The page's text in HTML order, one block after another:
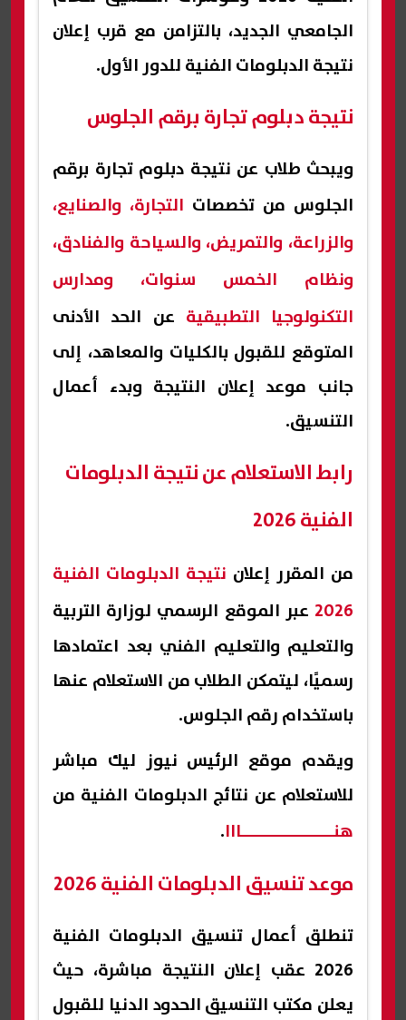
الجامعي الجديد، بالتزامن مع قرب إعلان
نتيجة الدبلومات الفنية للدور الأول.
نتيجة دبلوم تجارة برقم الجلوس
ويبحث طلاب عن نتيجة دبلوم تجارة برقم
الجلوس من تخصصات التجارة، والصنايع،
والزراعة، والتمريض، والسياحة والفنادق،
ونظام الخمس سنوات، ومدارس
التكنولوجيا التطبيقية عن الحد الأدنى
المتوقع للقبول بالكليات والمعاهد، إلى
جانب موعد إعلان النتيجة وبدء أعمال
التنسيق.
رابط الاستعلام عن نتيجة الدبلومات
الفنية 2026
من المقرر إعلان نتيجة الدبلومات الفنية
2026 عبر الموقع الرسمي لوزارة التربية
والتعليم والتعليم الفني بعد اعتمادها
رسميًا، ليتمكن الطلاب من الاستعلام عنها
باستخدام رقم الجلوس.
ويقدم موقع الرئيس نيوز ليك مباشر
للاستعلام عن نتائج الدبلومات الفنية من
هنـــــــــــــــــااا.
موعد تنسيق الدبلومات الفنية 2026
تنطلق أعمال تنسيق الدبلومات الفنية
2026 عقب إعلان النتيجة مباشرة، حيث
يعلن مكتب التنسيق الحدود الدنيا للقبول